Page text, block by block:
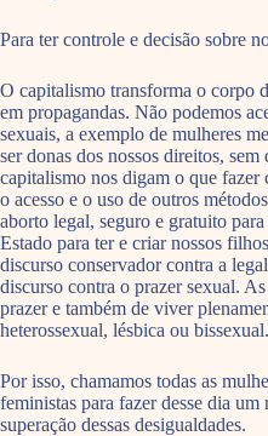
Para ter controle e decisão sobre
O capitalismo transforma o corpo
em propagandas. Não podemos
sexuais, a exemplo de mulheres
ser donas dos nossos direitos,
capitalismo nos digam o que fazer
o acesso e o uso de outros
aborto legal, seguro e gratuito
Estado para ter e criar nossos
discurso conservador contra a
discurso contra o prazer sexual.
prazer e também de viver
heterossexual, lésbica ou bissexual.
Por isso, chamamos todas as
feministas para fazer desse dia
superação dessas desigualdades.